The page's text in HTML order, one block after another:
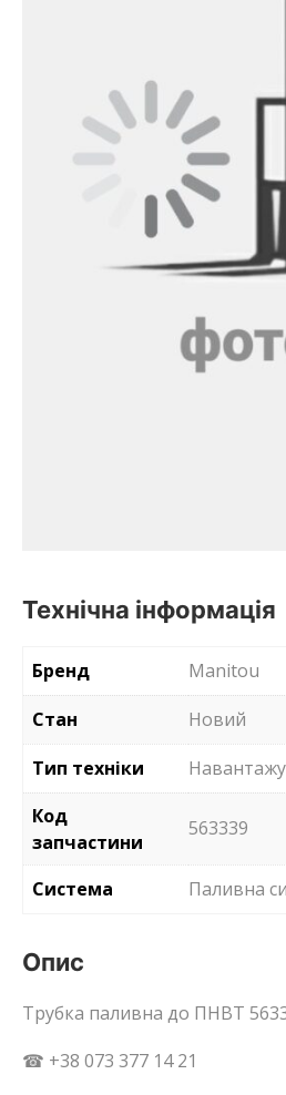
Технічна інформація
Бренд
Manitou
Стан
Новий
Тип техніки
Код
запчастини
563339
Система Паливна
Опис
Трубка паливна до ПНВТ
☎ +38 073 377 14 21